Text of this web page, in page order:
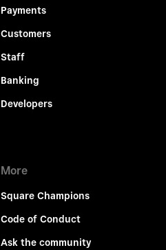
Payments
Customers
Staff
Banking
Developers
More
Square Champions
Code of Conduct
Ask the community